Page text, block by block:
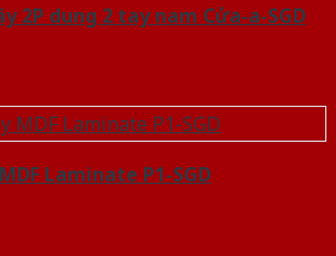
2P dung 2 tay nam Cửa-a-SGD
Laminate P1-SGD